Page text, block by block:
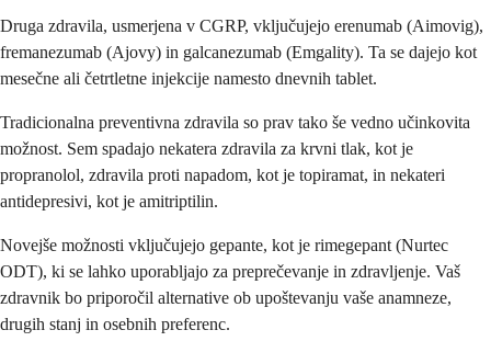
Druga zdravila, usmerjena v CGRP, vključujejo erenumab (Aimovig),
fremanezumab (Ajovy) in galcanezumab (Emgality). Ta se dajejo kot
mesečne ali četrtletne injekcije namesto dnevnih tablet.
Tradicionalna preventivna zdravila so prav tako še vedno učinkovita
možnost. Sem spadajo nekatera zdravila za krvni tlak, kot je
propranolol, zdravila proti napadom, kot je topiramat, in nekateri
antidepresivi, kot je amitriptilin.
Novejše možnosti vključujejo gepante, kot je rimegepant (Nurtec
ODT), ki se lahko uporabljajo za preprečevanje in zdravljenje. Vaš
zdravnik bo priporočil alternative ob upoštevanju vaše anamneze,
drugih stanj in osebnih preferenc.